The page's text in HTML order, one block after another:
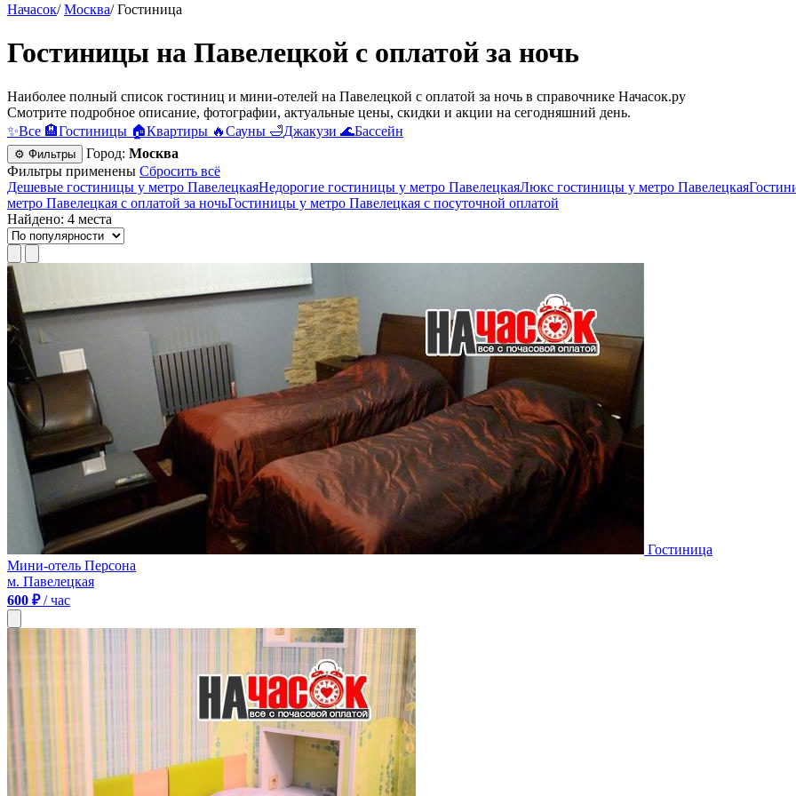
Начасок/ Москва/ Гостиница
Гостиницы на Павелецкой с оплатой за ночь
Наиболее полный список гостиниц и мини-отелей на Павелецкой с оплатой за ночь в справочнике Начасок.ру
Смотрите подробное описание, фотографии, актуальные цены, скидки и акции на сегодняшний день.
✨Все 🏨Гостиницы 🏠Квартиры 🔥Сауны 🛁Джакузи 🌊Бассейн
⚙ Фильтры Город: Москва
Фильтры применены Сбросить всё
Дешевые гостиницы у метро ПавелецкаяНедорогие гостиницы у метро ПавелецкаяЛюкс гостиницы у метро Павелецкая
метро Павелецкая с оплатой за ночьГостиницы у метро Павелецкая c посуточной оплатой
Найдено: 4 места
Гостиница
Мини-отель Персона
м. Павелецкая
600 ₽/ час